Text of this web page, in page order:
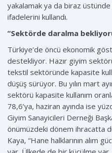
yakalamak ya da biraz üstünde
ifadelerini kullandı.
“Sektörde daralma
Türkiye’de öncü ekonomik
destekliyor. Hazır giyim
tekstil sektöründe kapasite
düşüş sürüyor. Bu yılın mart
sektörü kapasite kullanım
78,6’ya, haziran ayında ise
Giyim Sanayicileri Derneği
önümüzdeki dönem ihracatta
Kaya, “Hane halklarının alım